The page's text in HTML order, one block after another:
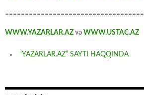
===================================
WWW.YAZARLAR.AZ və WWW.USTAC.AZ
“YAZARLAR.AZ” SAYTI HAQQINDA